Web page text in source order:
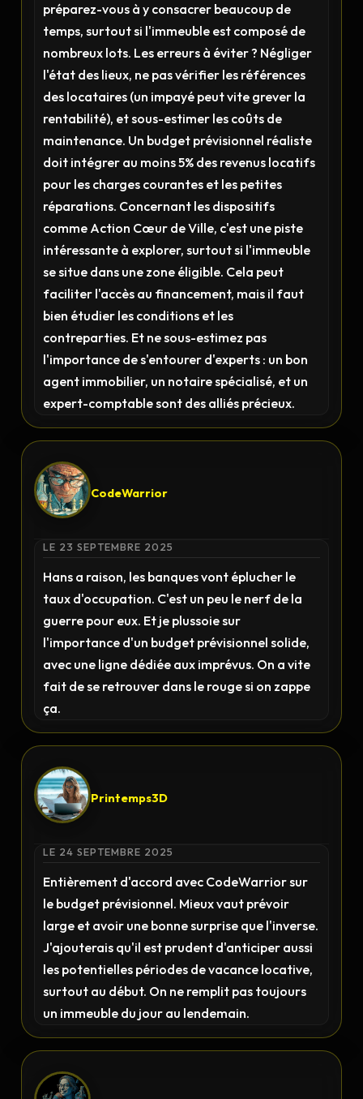
préparez-vous à y consacrer beaucoup de
temps, surtout si l'immeuble est composé de
nombreux lots. Les erreurs à éviter ? Négliger
l'état des lieux, ne pas vérifier les références
des locataires (un impayé peut vite grever la
rentabilité), et sous-estimer les coûts de
maintenance. Un budget prévisionnel réaliste
doit intégrer au moins 5% des revenus locatifs
pour les charges courantes et les petites
réparations. Concernant les dispositifs
comme Action Cœur de Ville, c'est une piste
intéressante à explorer, surtout si l'immeuble
se situe dans une zone éligible. Cela peut
faciliter l'accès au financement, mais il faut
bien étudier les conditions et les
contreparties. Et ne sous-estimez pas
l'importance de s'entourer d'experts : un bon
agent immobilier, un notaire spécialisé, et un
expert-comptable sont des alliés précieux.
CodeWarrior
LE 23 SEPTEMBRE 2025
Hans a raison, les banques vont éplucher le
taux d'occupation. C'est un peu le nerf de la
guerre pour eux. Et je plussoie sur
l'importance d'un budget prévisionnel solide,
avec une ligne dédiée aux imprévus. On a vite
fait de se retrouver dans le rouge si on zappe
ça.
Printemps3D
LE 24 SEPTEMBRE 2025
Entièrement d'accord avec CodeWarrior sur
le budget prévisionnel. Mieux vaut prévoir
large et avoir une bonne surprise que l'inverse.
J'ajouterais qu'il est prudent d'anticiper aussi
les potentielles périodes de vacance locative,
surtout au début. On ne remplit pas toujours
un immeuble du jour au lendemain.